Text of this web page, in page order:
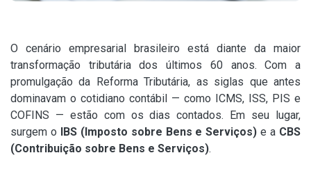
O cenário empresarial brasileiro está diante da maior
transformação tributária dos últimos 60 anos. Com a
promulgação da Reforma Tributária, as siglas que antes
dominavam o cotidiano contábil — como ICMS, ISS, PIS e
COFINS — estão com os dias contados. Em seu lugar,
surgem o
IBS (Imposto sobre Bens e Serviços) e a CBS
(Contribuição sobre Bens e Serviços).